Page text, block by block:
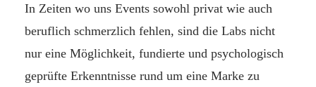
In Zeiten wo uns Events sowohl privat wie auch
beruflich schmerzlich fehlen, sind die Labs nicht
nur eine Möglichkeit, fundierte und psychologisch
geprüfte Erkenntnisse rund um eine Marke zu